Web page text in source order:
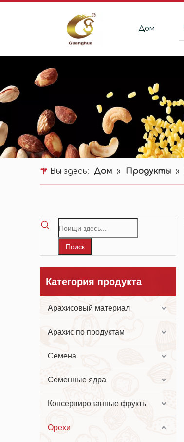
Дом
Вы здесь: Дом » Продукты »
Поиск
Категория продукта
Арахисовый материал
Арахис по продуктам
Семена
Семенные ядра
Консервированные фрукты
Орехи